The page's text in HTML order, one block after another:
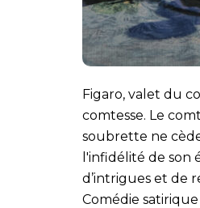
Figaro, valet du
comtesse. Le
soubrette ne cède
l'infidélité de son
d’intrigues et de
Comédie